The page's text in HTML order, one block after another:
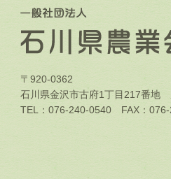
〒920-0362
石川県金沢市古府1丁目217番地
TEL：076-240-0540 FAX：